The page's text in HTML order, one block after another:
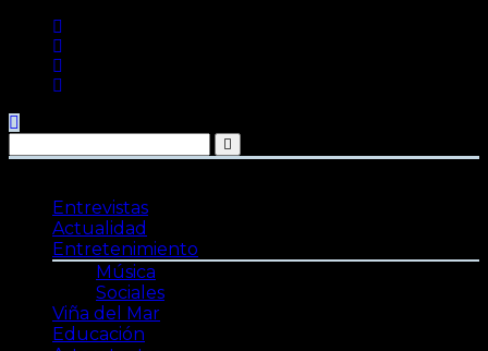
contenido
Entrevistas
Actualidad
Entretenimiento
Música
Sociales
Viña del Mar
Educación